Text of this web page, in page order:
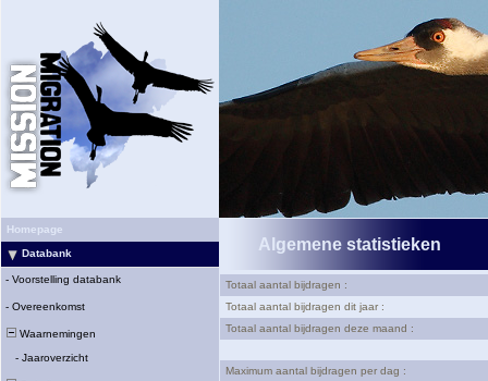
Homepage
Databank
- Voorstelling databank
- Overeenkomst
Waarnemingen
- Jaaroverzicht
Algemene statistieken
Totaal aantal bijdragen :
Totaal aantal bijdragen dit jaar :
Totaal aantal bijdragen deze maand :
Maximum aantal bijdragen per dag :